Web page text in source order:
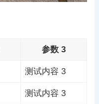
参数 3
测试内容 3
测试内容 3